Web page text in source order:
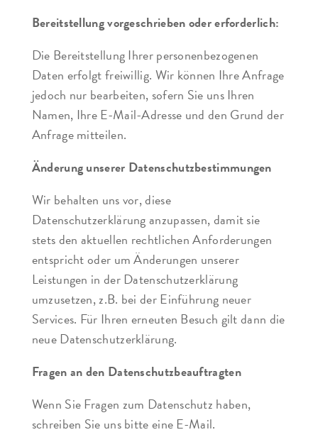
Bereitstellung vorgeschrieben oder erforderlich:
Die Bereitstellung Ihrer personenbezogenen
Daten erfolgt freiwillig. Wir können Ihre Anfrage
jedoch nur bearbeiten, sofern Sie uns Ihren
Namen, Ihre E-Mail-Adresse und den Grund der
Anfrage mitteilen.
Änderung unserer Datenschutzbestimmungen
Wir behalten uns vor, diese
Datenschutzerklärung anzupassen, damit sie
stets den aktuellen rechtlichen Anforderungen
entspricht oder um Änderungen unserer
Leistungen in der Datenschutzerklärung
umzusetzen, z.B. bei der Einführung neuer
Services. Für Ihren erneuten Besuch gilt dann die
neue Datenschutzerklärung.
Fragen an den Datenschutzbeauftragten
Wenn Sie Fragen zum Datenschutz haben,
schreiben Sie uns bitte eine E-Mail.